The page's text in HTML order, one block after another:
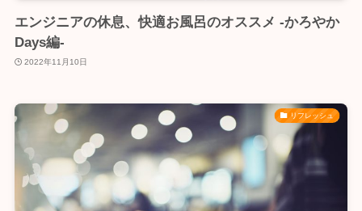
エンジニアの休息、快適お風呂のオススメ -かろやか
Days編-
2022年11月10日
リフレッシュ